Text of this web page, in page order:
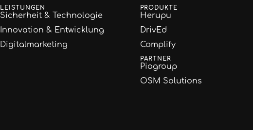
LEISTUNGEN
Sicherheit & Technologie
Innovation & Entwicklung
Digitalmarketing
PRODUKTE
Herupu
DrivEd
Complify
PARTNER
Piogroup
OSM Solutions